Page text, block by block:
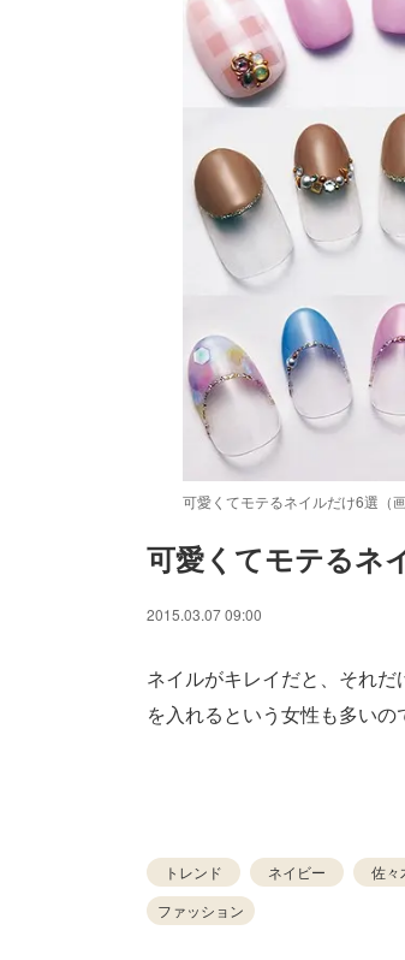
可愛くてモテるネイルだけ6選（
可愛くてモテるネ
2015.03.07 09:00
ネイルがキレイだと、それ
を入れるという女性も多いの
トレンド ネイビー 佐々
ファッション